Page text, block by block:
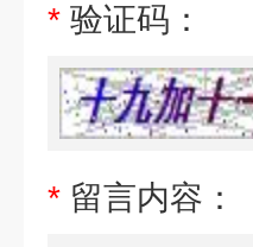
* 验证码：
* 留言内容：